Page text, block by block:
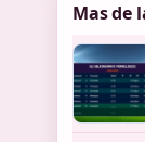
Mas de